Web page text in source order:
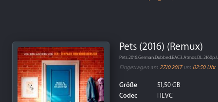
Pets (2016) (Remux)
Eingetragen am 27.10.2017um 02:50 Uhr
Größe
51,50 GB
Codec
HEVC